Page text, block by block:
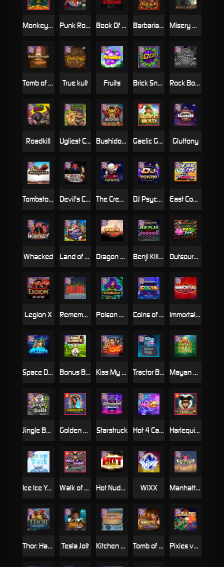
Outsourced: Payday
Manhattan Goes Wild
Roadkill
Kiss My Chainsaw
Book Of Shadows
Rock Bottom
Tractor Beam
Hot Nudge
Space Donkey
Land of the Free
Brick Snake 2000
Starstruck
Monkey's Gold xPays
Benji Killed in Vegas
Barbarian Fury
Poison Eve
Devil's Crossroad
Tomb of Nefertiti
Tomb of Akhenaten
Golden Genie And The Walking Wilds
Dragon Tribe
Immortal Fruits
Tesla Jolt
Coins of Fortune
Gluttony
Mayan Magic Wildfire
WiXX
Legion X
Fruits
Bonus Bunnies
DJ Psycho
Hot 4 Cash
Tombstone
Punk Rocker
Gaelic Gold
East Coast Vs West Coast
The Creepy Carnival
Whacked
Jingle Balls Harlequin Carnival
Walk of Shame
Misery Mining
Kitchen Drama: Sushi Mania Pixies vs Pirates
Thor: Hammer Time
Ice Ice Yeti
Remember Gulag
True kult
Bushido Way xNudge
Ugliest Catch